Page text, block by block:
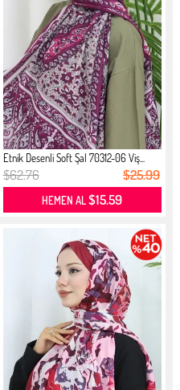
Etnik Desenli Soft Şal 70312-06 Viş...
$62.76 $25.99
HEMEN AL$15.59